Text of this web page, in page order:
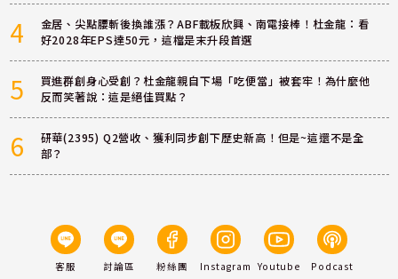
4
金居、尖點腰斬後換誰漲？ABF載板欣興、南電接棒！杜金龍：看
好2028年EPS達50元，這檔是末升段首選
5
買進群創身心受創？杜金龍親自下場「吃便當」被套牢！為什麼他
反而笑著說：這是絕佳買點？
6
研華(2395) Q2營收、獲利同步創下歷史新高！但是~這還不是全
部？
客服 討論區 粉絲團 Instagram Youtube Podcast